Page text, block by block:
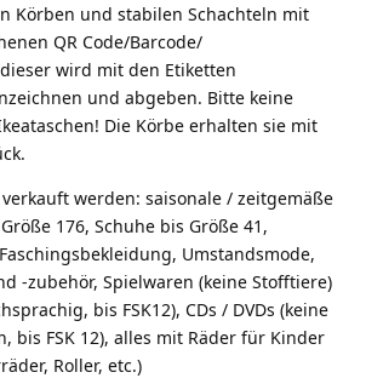
Körben und stabilen Schachteln mit
QR Code/Barcode/
wird mit den Etiketten
und abgeben. Bitte keine
Die Körbe erhalten sie mit
werden: saisonale / zeitgemäße
176, Schuhe bis Größe 41,
Umstandsmode,
-zubehör, Spielwaren (keine Stofftiere)
bis FSK12), CDs / DVDs (keine
bis FSK 12), alles mit Räder für Kinder
Roller, etc.)